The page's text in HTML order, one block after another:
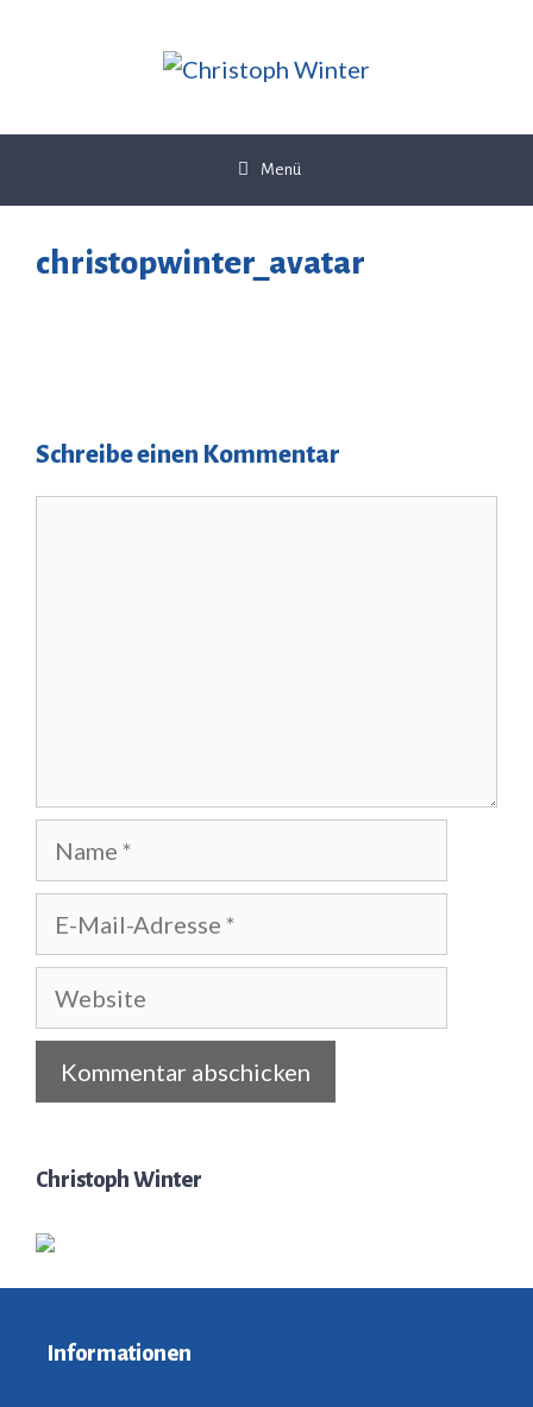
Menü
christopwinter_avatar
Schreibe einen Kommentar
Name
Website
Christoph Winter
Informationen